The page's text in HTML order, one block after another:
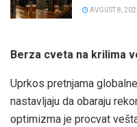
AVGUST 8,
Berza cveta na krilima
Uprkos pretnjama
nastavljaju da obaraju
optimizma je procvat